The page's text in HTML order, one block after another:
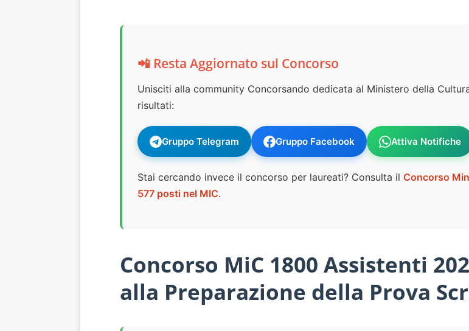
📲 Resta Aggiornato sul Concorso
Unisciti alla community Concorsando dedicata al Ministero della
risultati:
Gruppo Telegram Gruppo Facebook Attiva Notifiche
Stai cercando invece il concorso per laureati? Consulta il Concorso
577 posti nel MIC.
Concorso MiC 1800 Assistenti
alla Preparazione della Prova